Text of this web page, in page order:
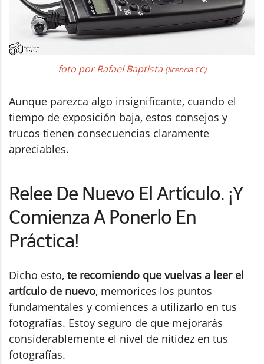
foto por Rafael Baptista (licencia CC)
Aunque parezca algo insignificante, cuando el
tiempo de exposición baja, estos consejos y
trucos tienen consecuencias claramente
apreciables.
Relee De Nuevo El Artículo. ¡Y
Comienza A Ponerlo En
Práctica!
Dicho esto, te recomiendo que vuelvas a leer el
artículo de nuevo, memorices los puntos
fundamentales y comiences a utilizarlo en tus
fotografías. Estoy seguro de que mejorarás
considerablemente el nivel de nitidez en tus
fotografías.